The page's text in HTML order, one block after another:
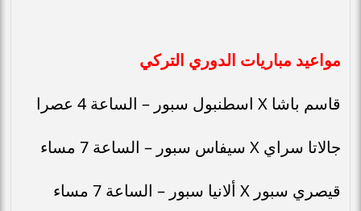
مواعيد مباريات الدوري التركي
قاسم باشا X اسطنبول سبور – الساعة 4 عصرا
جالاتا سراي X سيفاس سبور – الساعة 7 مساء
قيصري سبور X ألانيا سبور – الساعة 7 مساء